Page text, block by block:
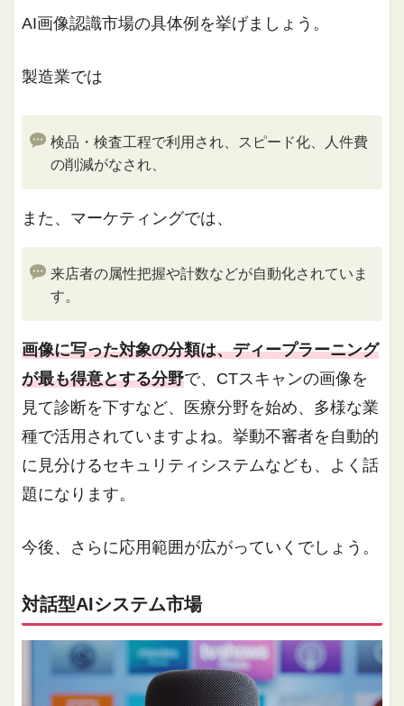
AI画像認識市場の具体例を挙げましょう。
製造業では
検品・検査工程で利用され、スピード化、人件費
の削減がなされ、
また、マーケティングでは、
来店者の属性把握や計数などが自動化されていま
す。
画像に写った対象の分類は、ディープラーニング
が最も得意とする分野で、CTスキャンの画像を
見て診断を下すなど、医療分野を始め、多様な業
種で活用されていますよね。挙動不審者を自動的
に見分けるセキュリティシステムなども、よく話
題になります。
今後、さらに応用範囲が広がっていくでしょう。
対話型AIシステム市場